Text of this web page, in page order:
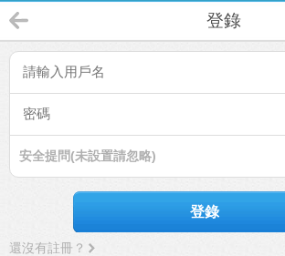
登錄
安全提問(未設置請忽略)
登錄
還沒有註冊？